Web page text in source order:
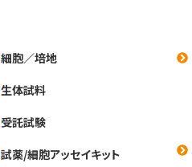
細胞／培地
生体試料
受託試験
試薬/細胞アッセイキット